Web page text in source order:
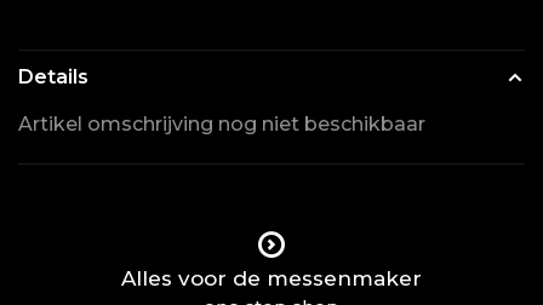
Details
Artikel omschrijving nog niet beschikbaar
Alles voor de messenmaker